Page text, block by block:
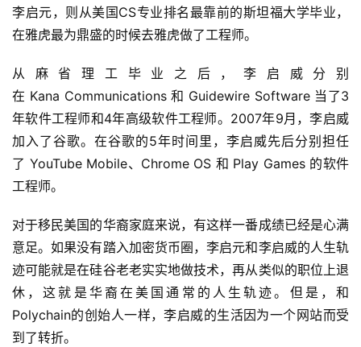
李启元，则从美国CS专业排名最靠前的斯坦福大学毕业，
在雅虎最为鼎盛的时候去雅虎做了工程师。
从麻省理工毕业之后，李启威分别
在 Kana Communications 和 Guidewire Software 当了3
年软件工程师和4年高级软件工程师。2007年9月，李启威
加入了谷歌。在谷歌的5年时间里，李启威先后分别担任
了 YouTube Mobile、Chrome OS 和 Play Games 的软件
工程师。
对于移民美国的华裔家庭来说，有这样一番成绩已经是心满
意足。如果没有踏入加密货币圈，李启元和李启威的人生轨
迹可能就是在硅谷老老实实地做技术，再从类似的职位上退
休，这就是华裔在美国通常的人生轨迹。但是，和
Polychain的创始人一样，李启威的生活因为一个网站而受
到了转折。